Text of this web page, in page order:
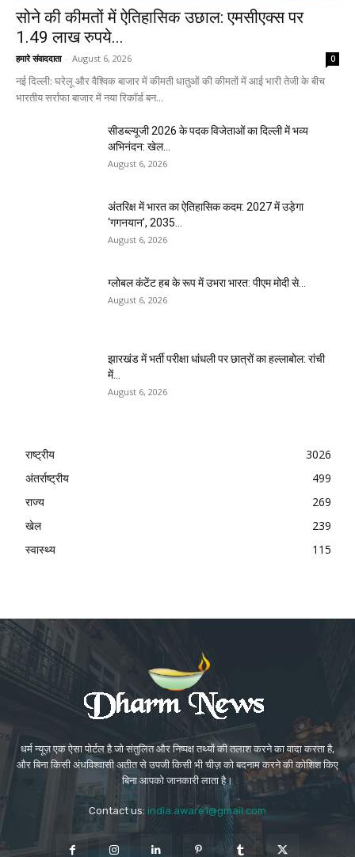
सोने की कीमतों में ऐतिहासिक उछाल: एमसीएक्स पर
1.49 लाख रुपये...
हमारे संवाददाता - August 6, 2026 0
नई दिल्ली: घरेलू और वैश्विक बाजार में कीमती धातुओं की कीमतों में आई भारी तेजी के बीच
भारतीय सर्राफा बाजार में नया रिकॉर्ड बन...
सीडब्ल्यूजी 2026 के पदक विजेताओं का दिल्ली में भव्य
अभिनंदन: खेल...
August 6, 2026
अंतरिक्ष में भारत का ऐतिहासिक कदम: 2027 में उड़ेगा
‘गगनयान’, 2035...
August 6, 2026
ग्लोबल कंटेंट हब के रूप में उभरा भारत: पीएम मोदी से...
August 6, 2026
झारखंड में भर्ती परीक्षा धांधली पर छात्रों का हल्लाबोल: रांची
में...
August 6, 2026
राष्ट्रीय
3026
अंतर्राष्ट्रीय
499
राज्य
269
खेल
239
स्वास्थ्य
115
धर्म न्यूज़ एक ऐसा पोर्टल है जो संतुलित और निष्पक्ष तथ्यों की तलाश करने का वादा करता है,
और बिना किसी अंधविश्वासी अतीत से उपजी किसी भी चीज़ को बदनाम करने की कोशिश किए
बिना आपको जानकारी लाता है।
Contact us: india.aware1@gmail.com